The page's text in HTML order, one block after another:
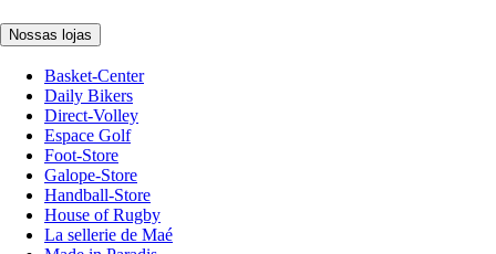
Nossas lojas
Basket-Center
Daily Bikers
Direct-Volley
Espace Golf
Foot-Store
Galope-Store
Handball-Store
House of Rugby
La sellerie de Maé